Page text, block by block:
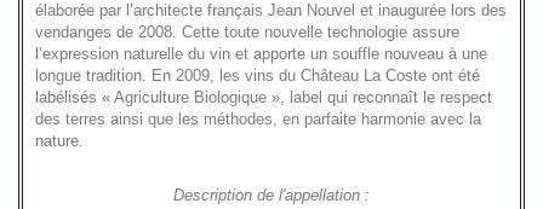
élaborée par l’architecte français Jean Nouvel et inaugurée lors des
vendanges de 2008. Cette toute nouvelle technologie assure
l’expression naturelle du vin et apporte un souffle nouveau à une
longue tradition. En 2009, les vins du Château La Coste ont été
labélisés « Agriculture Biologique », label qui reconnaît le respect
des terres ainsi que les méthodes, en parfaite harmonie avec la
nature.
Description de l'appellation :